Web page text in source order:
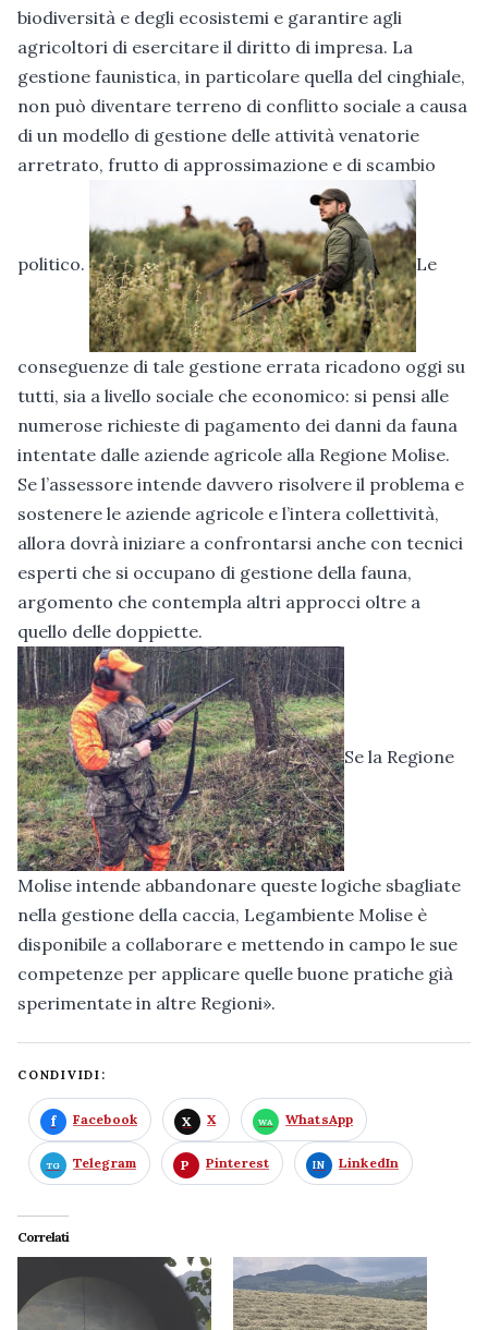
biodiversità e degli ecosistemi e garantire agli
agricoltori di esercitare il diritto di impresa. La
gestione faunistica, in particolare quella del cinghiale,
non può diventare terreno di conflitto sociale a causa
di un modello di gestione delle attività venatorie
arretrato, frutto di approssimazione e di scambio
politico. Le
conseguenze di tale gestione errata ricadono oggi su
tutti, sia a livello sociale che economico: si pensi alle
numerose richieste di pagamento dei danni da fauna
intentate dalle aziende agricole alla Regione Molise.
Se l’assessore intende davvero risolvere il problema e
sostenere le aziende agricole e l’intera collettività,
allora dovrà iniziare a confrontarsi anche con tecnici
esperti che si occupano di gestione della fauna,
argomento che contempla altri approcci oltre a
quello delle doppiette.
Se la Regione
Molise intende abbandonare queste logiche sbagliate
nella gestione della caccia, Legambiente Molise è
disponibile a collaborare e mettendo in campo le sue
competenze per applicare quelle buone pratiche già
sperimentate in altre Regioni».
CONDIVIDI:
Facebook X WhatsApp
Telegram Pinterest LinkedIn
Correlati